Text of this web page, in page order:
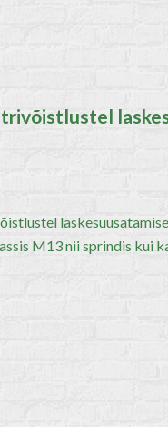
M13 nii sprindis kui